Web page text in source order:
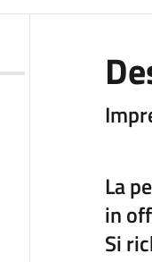
La
in
Si